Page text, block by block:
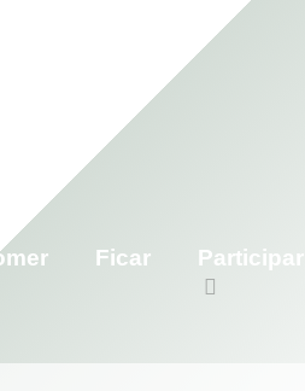
Ficar Participar